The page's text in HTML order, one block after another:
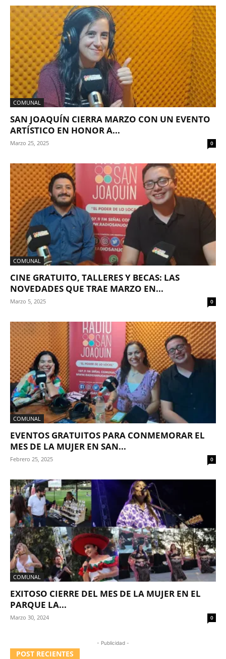
COMUNAL
SAN JOAQUÍN CIERRA MARZO CON UN EVENTO
ARTÍSTICO EN HONOR A...
Marzo 25, 2025 0
COMUNAL
CINE GRATUITO, TALLERES Y BECAS: LAS
NOVEDADES QUE TRAE MARZO EN...
Marzo 5, 2025 0
COMUNAL
EVENTOS GRATUITOS PARA CONMEMORAR EL
MES DE LA MUJER EN SAN...
Febrero 25, 2025 0
COMUNAL
EXITOSO CIERRE DEL MES DE LA MUJER EN EL
PARQUE LA...
Marzo 30, 2024 0
- Publicidad -
POST RECIENTES